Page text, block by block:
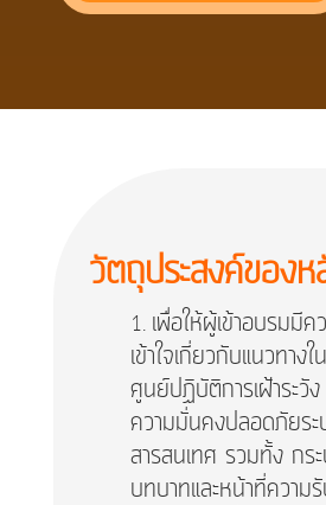
วัตถุประสงค์ของ
เพื่อให้ผู้เข้าอบรมมีค
เข้าใจเกี่ยวกับแนวทาง
ศูนย์ปฏิบัติการเฝ้าระวัง
ความมั่นคงปลอดภัยระ
สารสนเทศ รวมทั้ง กร
บทบาทและหน้าที่ควา